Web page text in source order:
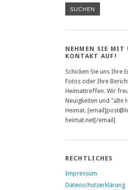
NEHMEN SIE MIT
KONTAKT AUF!
Schicken Sie uns Ihre
Fotos oder Ihre
Heimattreffen. Wir
Neuigkeiten und "alte
Heimat.
heimat.net[/email]
RECHTLICHES
Impressum
Datenschutzerklärung